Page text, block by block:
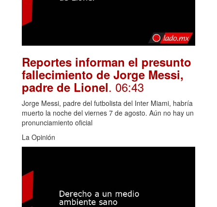
Reportes informan el presunto
fallecimiento de Jorge Messi,
padre de Lionel. 06:43
Jorge Messi, padre del futbolista del Inter Miami, habría
muerto la noche del viernes 7 de agosto. Aún no hay un
pronunciamiento oficial
La Opinión